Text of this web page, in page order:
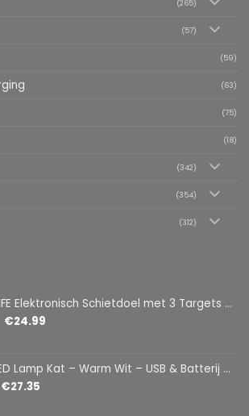
(265)
(57)
(59)
(63)
(75)
(18)
(342)
(354)
(312)
Schietdoel met 3 Targets – Automatische Reset – Digitaal Scorebord – voor Foam Darts
€24.99
– Warm Wit – USB & Batterij – Decoratieve Tafellamp voor Kinderkamer – 28,5 x 24,5 cm
€27.35